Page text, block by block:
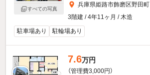
すべての写真
兵庫県姫路市飾磨区野田町
3階建 / 4年11ヶ月 / 木造
駐車場あり
駐輪場あり
7.6万円
（管理費3,000円）